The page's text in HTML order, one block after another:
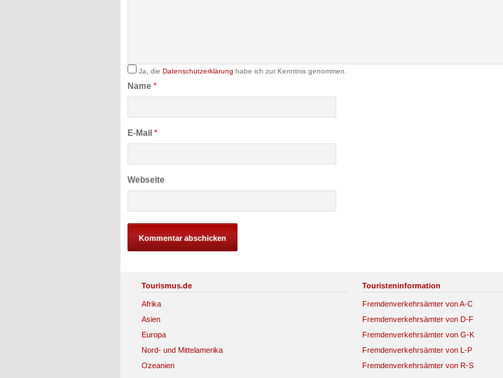
Ja, die Datenschutzerklärung habe ich zur Kenntnis genommen.
Name *
E-Mail *
Webseite
Tourismus.de
Afrika
Asien
Europa
Nord- und Mittelamerika
Ozeanien
Touristeninformation
Fremdenverkehrsämter von A-C
Fremdenverkehrsämter von D-F
Fremdenverkehrsämter von G-K
Fremdenverkehrsämter von L-P
Fremdenverkehrsämter von R-S